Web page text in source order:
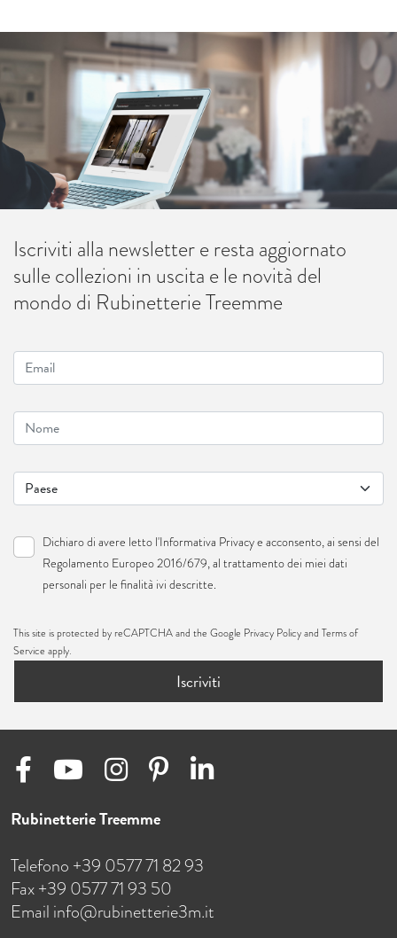
Iscriviti alla newsletter e resta aggiornato
sulle collezioni in uscita e le novità del
mondo di Rubinetterie Treemme
Dichiaro di avere letto l'Informativa Privacye acconsento, ai sensi del
Regolamento Europeo 2016/679, al trattamento dei miei dati
personali per le finalità ivi descritte.
This site is protected by reCAPTCHA and the Google Privacy Policyand Terms of
Service apply.
Iscriviti
Rubinetterie Treemme
Telefono +39 0577 71 82 93
Fax +39 0577 71 93 50
Email info@rubinetterie3m.it